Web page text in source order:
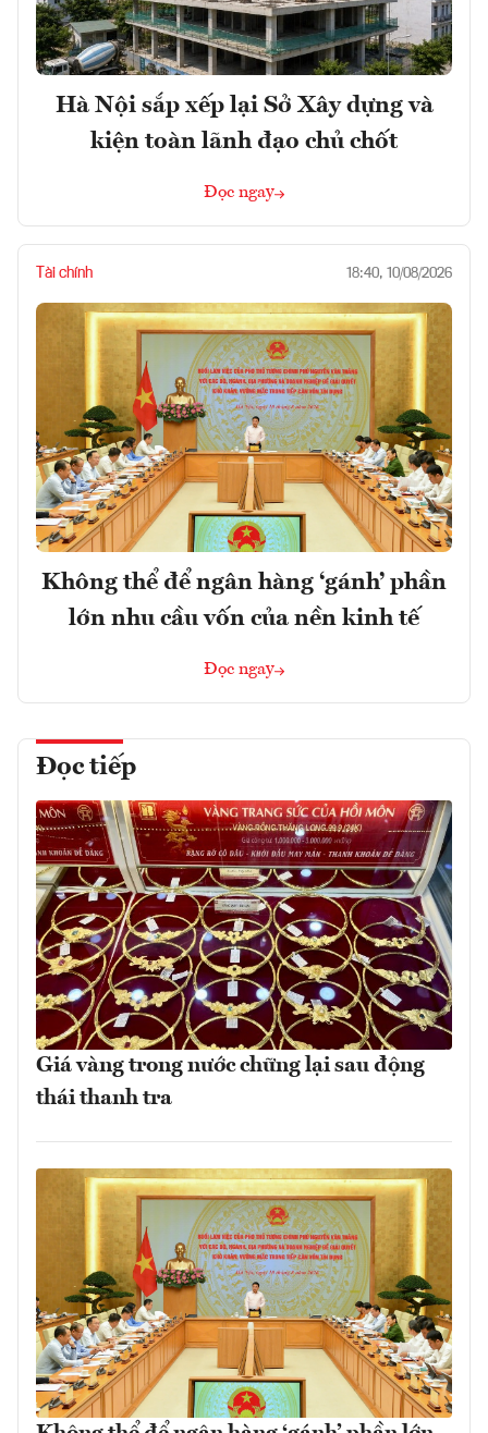
Hà Nội sắp xếp lại Sở Xây dựng và
kiện toàn lãnh đạo chủ chốt
Đọc ngay
Tài chính 18:40, 10/08/2026
Không thể để ngân hàng ‘gánh’ phần
lớn nhu cầu vốn của nền kinh tế
Đọc ngay
Đọc tiếp
Giá vàng trong nước chững lại sau động
thái thanh tra